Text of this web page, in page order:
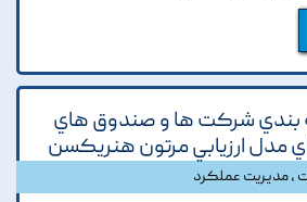
بندي شرکت ها و صندوق هاي
مدل ارزيابي مرتون هنريکسن
،مدیریت عملکرد